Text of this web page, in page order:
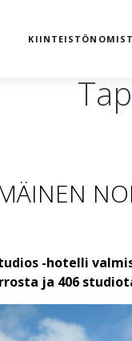
-hotelli
ja 406